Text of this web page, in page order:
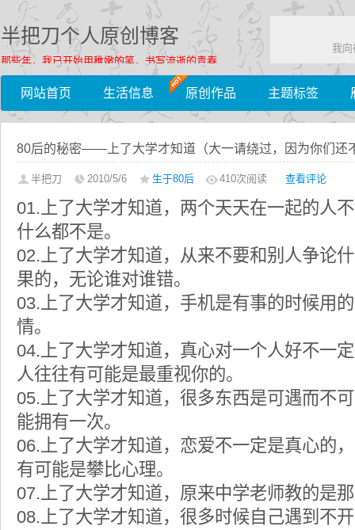
半把刀个人原创博客
那些年，我已开始用稚嫩的笔，书写流逝的青春……
我向
网站首页 生活信息 原创作品 主题标签
80后的秘密——上了大学才知道（大一请绕过，因为你们还
半把刀 2010/5/6 生于80后 410次阅读 查看评论
01.上了大学才知道，两个天天在一起的人
什么都不是。
02.上了大学才知道，从来不要和别人争论
果的，无论谁对谁错。
03.上了大学才知道，手机是有事的时候用
情。
04.上了大学才知道，真心对一个人好不一
人往往有可能是最重视你的。
05.上了大学才知道，很多东西是可遇而不
能拥有一次。
06.上了大学才知道，恋爱不一定是真心的
有可能是攀比心理。
07.上了大学才知道，原来中学老师教的是
08.上了大学才知道，很多时候自己遇到不